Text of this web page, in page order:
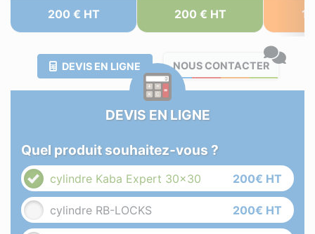
200 € HT 200 € HT
DEVIS EN LIGNE NOUS CONTACTER
DEVIS EN LIGNE
Quel produit souhaitez-vous ?
cylindre Kaba Expert 30x30 200€ HT
cylindre RB-LOCKS 200€ HT